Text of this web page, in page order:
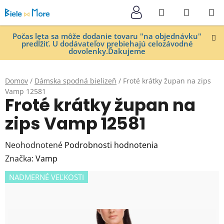
na
obsah
Počas leta sa môže dodanie tovaru "na objednávku"
predĺžiť. U dodávateľov prebiehajú celozávodné
dovolenky.Ďakujeme
Hľadať
KOŠÍK
Domov / Dámska spodná bielizeň / Froté krátky župan na zips
Vamp 12581
Froté krátky župan na
zips Vamp 12581
Priemerné
hodnotenie
produktu
je
Neohodnotené Podrobnosti hodnotenia
Značka: Vamp
NADMERNÉ VEĽKOSTI